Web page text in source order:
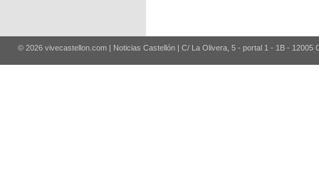
© 2026 vivecastellon.com | Noticias Castellón | C/ La Olivera, 5 - portal 1 - 1B - 12005